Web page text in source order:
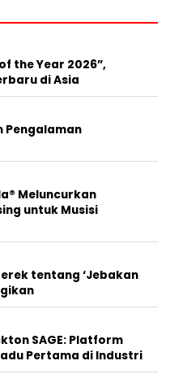
the Year 2026”,
di Asia
Pengalaman
Meluncurkan
untuk Musisi
tentang ‘Jebakan
SAGE: Platform
Pertama di Industri